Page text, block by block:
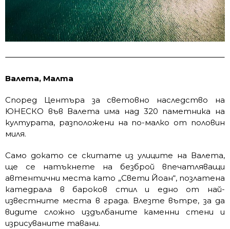
Валета, Малта
Според Центъра за световно наследство на
ЮНЕСКО във Валета има над 320 паметника на
културата, разположени на по-малко от половин
миля.
Само докато се скитате из улиците на Валета,
ще се натъкнете на безброй впечатляващи
автентични места като „Свети Йоан“, позлатена
катедрала в бароков стил и едно от най-
известните места в града. Влезте вътре, за да
видите сложно издълбаните каменни стени и
изрисуваните тавани.